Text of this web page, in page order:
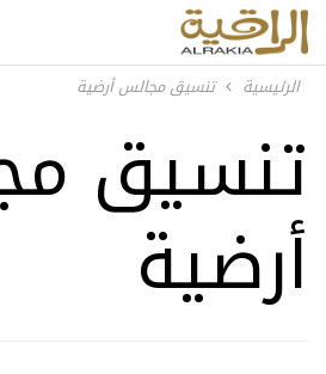
الرئيسية تنسيق مجالس أرضية
تنسيق
أرضية